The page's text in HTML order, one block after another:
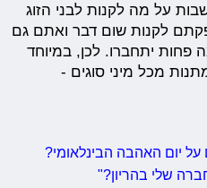
על מה לקנות לבני הזוג
לקנות שום דבר ואתם גם
פחות יתחברו. לכן, במיוחד
רעיונות למתנות מכל מיני סוגים -
על יום האהבה הבינלאומי?
שלי בהריון?"